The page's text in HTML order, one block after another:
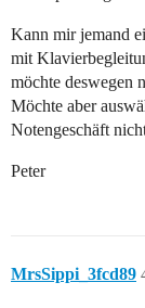
Kann mir jemand
mit
möchte deswegen
Möchte aber
Notengeschäft
Peter
MrsSippi_3fcd89